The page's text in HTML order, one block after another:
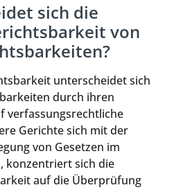
sich die
von
unterscheidet sich
durch ihren
verfassungsrechtliche
Gerichte sich mit der
von Gesetzen im
konzentriert sich die
auf die Überprüfung